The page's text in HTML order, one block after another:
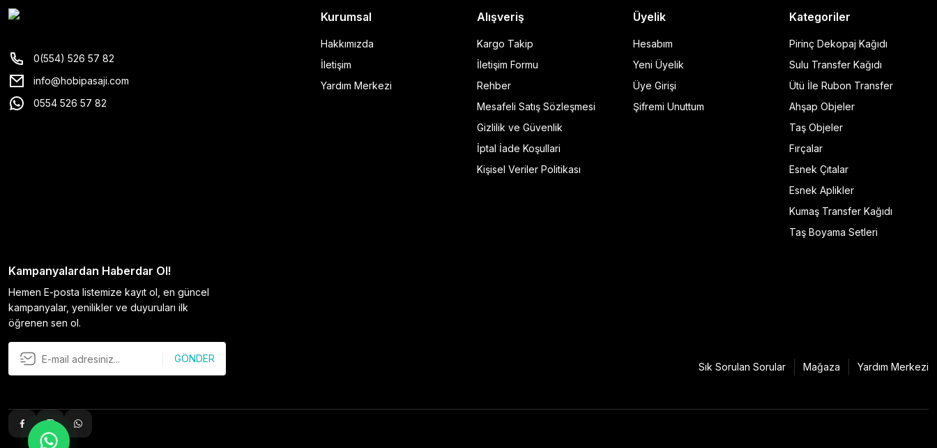
0(554) 526 57 82
info@hobipasaji.com
0554 526 57 82
Kurumsal
Hakkımızda
İletişim
Yardım Merkezi
Alışveriş
Kargo Takip
İletişim Formu
Rehber
Mesafeli Satış Sözleşmesi
Gizlilik ve Güvenlik
İptal İade Koşullari
Kişisel Veriler Politikası
Üyelik
Hesabım
Yeni Üyelik
Üye Girişi
Şifremi Unuttum
Kategoriler
Pirinç Dekopaj Kağıdı
Sulu Transfer Kağıdı
Ütü İle Rubon Transfer
Ahşap Objeler
Taş Objeler
Fırçalar
Esnek Çıtalar
Esnek Aplikler
Kumaş Transfer Kağıdı
Taş Boyama Setleri
Kampanyalardan Haberdar Ol!
Hemen E-posta listemize kayıt ol, en güncel
kampanyalar, yenilikler ve duyuruları ilk
öğrenen sen ol.
GÖNDER
Sık Sorulan Sorular Mağaza Yardım Merkezi